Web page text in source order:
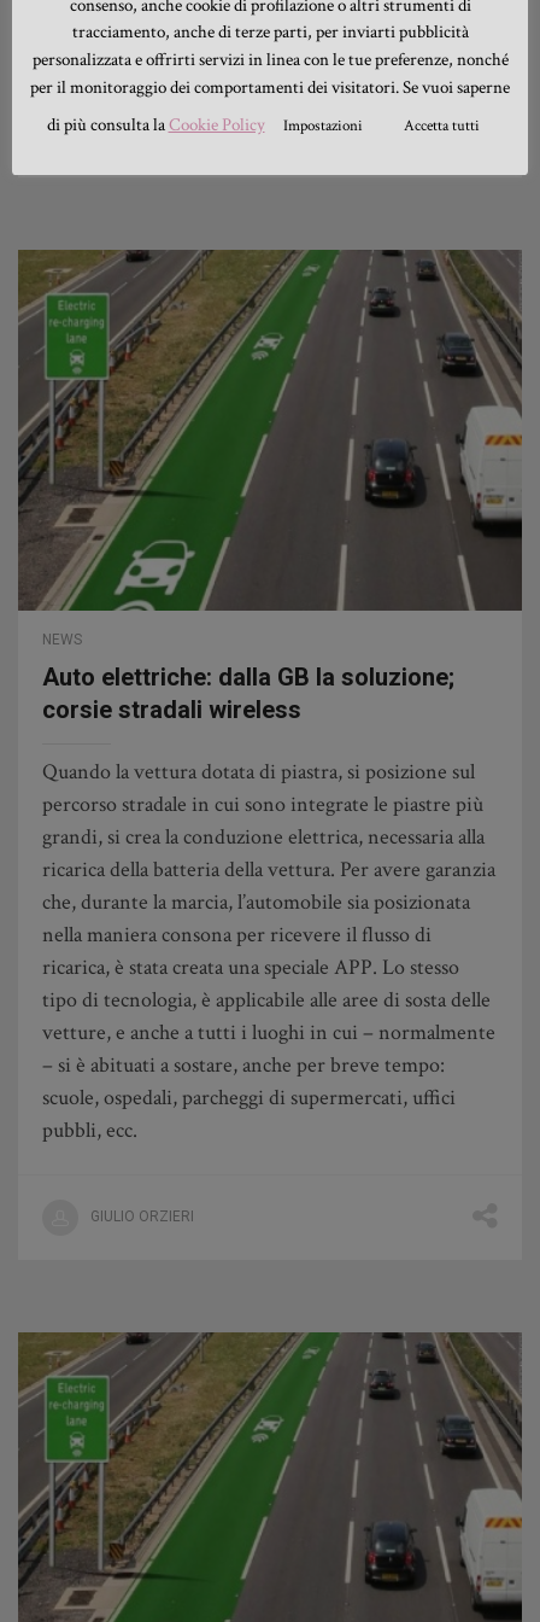
apprezzare questo aspetto mantenendo sempre le
caratteristiche che contraddistinguono il brand.
GIULIO ORZIERI
NEWS
Auto elettriche: dalla GB la soluzione;
corsie stradali wireless
Quando la vettura dotata di piastra, si posizione sul
percorso stradale in cui sono integrate le piastre più
grandi, si crea la conduzione elettrica, necessaria alla
ricarica della batteria della vettura. Per avere garanzia
che, durante la marcia, l’automobile sia posizionata
nella maniera consona per ricevere il flusso di
ricarica, è stata creata una speciale APP. Lo stesso
tipo di tecnologia, è applicabile alle aree di sosta delle
vetture, e anche a tutti i luoghi in cui – normalmente
– si è abituati a sostare, anche per breve tempo:
scuole, ospedali, parcheggi di supermercati, uffici
pubbli, ecc.
GIULIO ORZIERI
consenso, anche cookie di profilazione o altri strumenti di
tracciamento, anche di terze parti, per inviarti pubblicità
personalizzata e offrirti servizi in linea con le tue preferenze, nonché
per il monitoraggio dei comportamenti dei visitatori. Se vuoi saperne
di più consulta laCookie Policy Impostazioni Accetta tutti